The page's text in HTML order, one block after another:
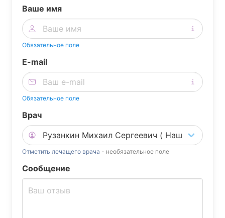
Ваше имя
Обязательное поле
E-mail
Обязательное поле
Врач
Отметить лечащего врача - необязательное поле
Сообщение